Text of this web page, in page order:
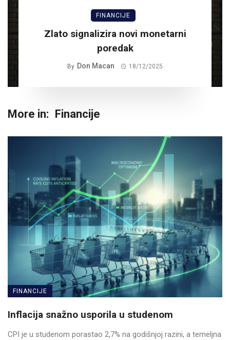
FINANCIJE
Zlato signalizira novi monetarni
poredak
By Don Macan 18/12/2025
More in: Financije
FINANCIJE
Inflacija snažno usporila u studenom
CPI je u studenom porastao 2,7% na godišnjoj razini, a temeljna